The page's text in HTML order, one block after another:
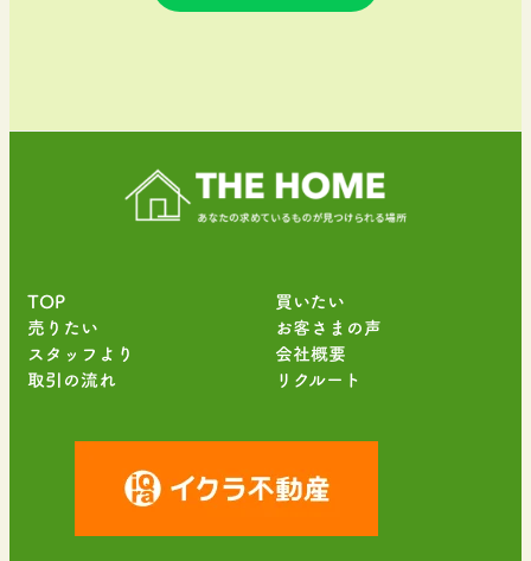
TOP 買いたい
売りたい
お客さまの声
スタッフより
会社概要
取引の流れ リクルート